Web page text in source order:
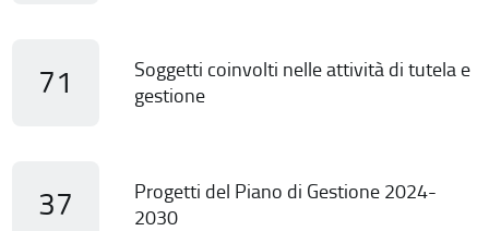
71
Soggetti coinvolti nelle attività di tutela e
gestione
37
Progetti del Piano di Gestione 2024-
2030